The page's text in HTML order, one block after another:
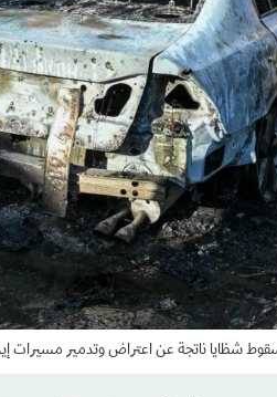
شظايا ناتجة عن اعتراض وتدمير مسيرات